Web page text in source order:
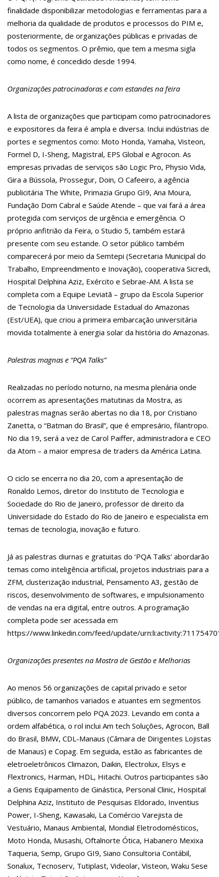
15:19 Vídeo mostra momento em que homem é m0rto dentro de
churrascaria em Manaus; veja
11:13
Modelo de 14 anos é encontrada morta com tiro no pescoço
12:46 Mirella grava vídeo mostrando sua lingerie mais
transparente para dia do Namorados
12:36 Corpo de ator Jeff Machado foi queimado e concretado no
Rio
11:43 Prefeitura de Careiro da Várzea anuncia contratação de
rede pública de Saúde do Amazonas
11:31 Andressa Urach deixa Onlyfans após voltar para a igreja:
‘Estou recomeçando com Deus’
11:24
Famílias encontram caminhos para adotar irmãos biológicos
11:09
México vai isentar brasileiros de visto, assim como o Japão,
afirma ministro de Lula
12:57 Jovem viraliza após ir a loja ‘renomada’ e pagar o dobro por
roupa da Shein
12:51 Rita Lee lamenta vício em cigarro em autobiografia: “Fumava
três maços e meio”
12:41 Leonardo e Bruno & Marrone se apresentam em Manaus
com turnê ‘Cabaré’ neste sábado
Celebração do Pentecostes 2023 deve reunir mais de 50 mil
fiéis em Manaus
12:21 Parque Hope Bay é alvo de investigação do MP por venda
casada
12:12
Centro de Convenções do Amazonas é palco de mais de 40
eventos até final de 2023
12:06 Vídeo f0rte: homem é esmagad0 no caminhão após acidente
no Distrito Industrial
11:58 Alô, pai? Golpistas usam inteligência artificial para clonar
vozes e pedir dinheiro; veja como se proteger
Primeira parcela do 13º salário do INSS será paga nesta 5ª
feira
12:50 Apple quer lançar iPhones (ainda) maiores
Governo lança canal de denúncias sobre preço de
12:33 Manaus é a primeira capital do país a ter inscrito o plano de
ação da Lei Paulo Gustavo pela prefeitura
hoje em Brasília
11:44
Assaltante é preso após troca de tiros com a ROCAM em
Manaus
11:33 Novo Airão, o Paraíso Ecológico se prepara para receber
11:08
Joelma recebe título de cidadã amazonense em Manaus
14:11 Brasileiro cria inseticida sustentável com fruto da Amazônia
viu?”
13:52 Faça Bonito: Amazonas discute avanços e exploração sexual
contra crianças e adolescentes
Governo Lula vai notificar autoridade espanhola sobre
racismo contra Vini Jr
13:40 Prefeitura e Sinetram implementam inovações tecnológicas
para tornar transporte público mais eficiente em Manaus
13:33 Dupla é presa usando faca para ass4ltar passageiros em
Secretário Anoar Samad realiza ampliação de leitos pediátricos e
novos leitos de UTI em Pronto Socorro infantil
12:11
Tarifa de ônibus em Manaus sobe para R$ 4,50 anuncia
Prefeito
11:53
Tragédia no norte do Japão: Cabeça humana encontrada
após urso ser visto com botas penduradas na boca
11:45 Linha Direta divulga caso de criança de 2 anos morta e
esquartejada em Manaus; relembre os fatos
11:39 Casal é torturado e morto em casa na comunidade Mundo
Turquia
10:32 Rússia destrói grandes depósitos de armas da OTAN na
Estado Unidos estão furiosos com o retorno da Síria ao
mundo árabe e ameaçam aliados
10:10 Homem é executado a tiros dentro da própria residência em
Manaus
10:00 Linha Direta exibe vídeo com o corpo do menino Henry Borel
15:34 Faustão deixa Band após 1 ano e meio na emissora
12:52 Padrasto é pego assinando OnlyFans de enteada: “Me via
fazendo sexo”
12:24 Vídeo de Zezé di Camargo desafinando viraliza e fãs
lamentam: “Luto”
Postos serão fiscalizados para garantir queda nos preços,
diz ministro
11:24 Campanha intensifica combate à violência sexual contra
crianças
11:10
Constituição e Lei Maria da Penha ganham tradução em
idioma indígena
11:04 Sine Manaus oferta 167 vagas de emprego nesta quinta-
feira, 18/5
10:49
Wilson Lima anuncia implantação de centro integrado para
atender crianças e adolescentes vítimas de violência
13:25
Dia Mundial da Hipertensão: SES-AM orienta sobre
prevenção e tratamento adequado da doença
finalidade disponibilizar metodologias e ferramentas para a
melhoria da qualidade de produtos e processos do PIM e,
posteriormente, de organizações públicas e privadas de
todos os segmentos. O prêmio, que tem a mesma sigla
como nome, é concedido desde 1994.
Organizações patrocinadoras e com estandes na feira
A lista de organizações que participam como patrocinadores
e expositores da feira é ampla e diversa. Inclui indústrias de
portes e segmentos como: Moto Honda, Yamaha, Visteon,
Formel D, I-Sheng, Magistral, EPS Global e Agrocon. As
empresas privadas de serviços são Logic Pro, Physio Vida,
Gira a Bússola, Prossegur, Doin, O Cafeeiro, a agência
publicitária The White, Primazia Grupo GI9, Ana Moura,
Fundação Dom Cabral e Saúde Atende – que vai fará a área
protegida com serviços de urgência e emergência. O
próprio anfitrião da Feira, o Studio 5, também estará
presente com seu estande. O setor público também
comparecerá por meio da Semtepi (Secretaria Municipal do
Trabalho, Empreendimento e Inovação), cooperativa Sicredi,
Hospital Delphina Aziz, Exército e Sebrae-AM. A lista se
completa com a Equipe Leviatã – grupo da Escola Superior
de Tecnologia da Universidade Estadual do Amazonas
(Est/UEA), que criou a primeira embarcação universitária
movida totalmente à energia solar da história do Amazonas.
Palestras magnas e “PQA Talks”
Realizadas no período noturno, na mesma plenária onde
ocorrem as apresentações matutinas da Mostra, as
palestras magnas serão abertas no dia 18, por Cristiano
Zanetta, o “Batman do Brasil”, que é empresário, filantropo.
No dia 19, será a vez de Carol Paiffer, administradora e CEO
da Atom – a maior empresa de traders da América Latina.
O ciclo se encerra no dia 20, com a apresentação de
Ronaldo Lemos, diretor do Instituto de Tecnologia e
Sociedade do Rio de Janeiro, professor de direito da
Universidade do Estado do Rio de Janeiro e especialista em
temas de tecnologia, inovação e futuro.
Já as palestras diurnas e gratuitas do ‘PQA Talks’ abordarão
temas como inteligência artificial, projetos industriais para a
ZFM, clusterização industrial, Pensamento A3, gestão de
riscos, desenvolvimento de softwares, e impulsionamento
de vendas na era digital, entre outros. A programação
completa pode ser acessada em
https://www.linkedin.com/feed/update/
Organizações presentes na Mostra de Gestão e Melhorias
Ao menos 56 organizações de capital privado e setor
público, de tamanhos variados e atuantes em segmentos
diversos concorrem pelo PQA 2023. Levando em conta a
ordem alfabética, o rol inclui Am tech Soluções, Agrocon, Ball
do Brasil, BMW, CDL-Manaus (Câmara de Dirigentes Lojistas
de Manaus) e Copag. Em seguida, estão as fabricantes de
eletroeletrônicos Climazon, Daikin, Electrolux, Elsys e
Flextronics, Harman, HDL, Hitachi. Outros participantes são
a Genis Equipamento de Ginástica, Personal Clinic, Hospital
Delphina Aziz, Instituto de Pesquisas Eldorado, Inventius
Power, I-Sheng, Kawasaki, La Comércio Varejista de
Vestuário, Manaus Ambiental, Mondial Eletrodomésticos,
Moto Honda, Musashi, Oftalnorte Ótica, Habanero Mexixa
Taqueria, Semp, Grupo GI9, Siano Consultoria Contábil,
Sonalux, Tecnoserv, Tutiplast, Videolar, Visteon, Waku Sese